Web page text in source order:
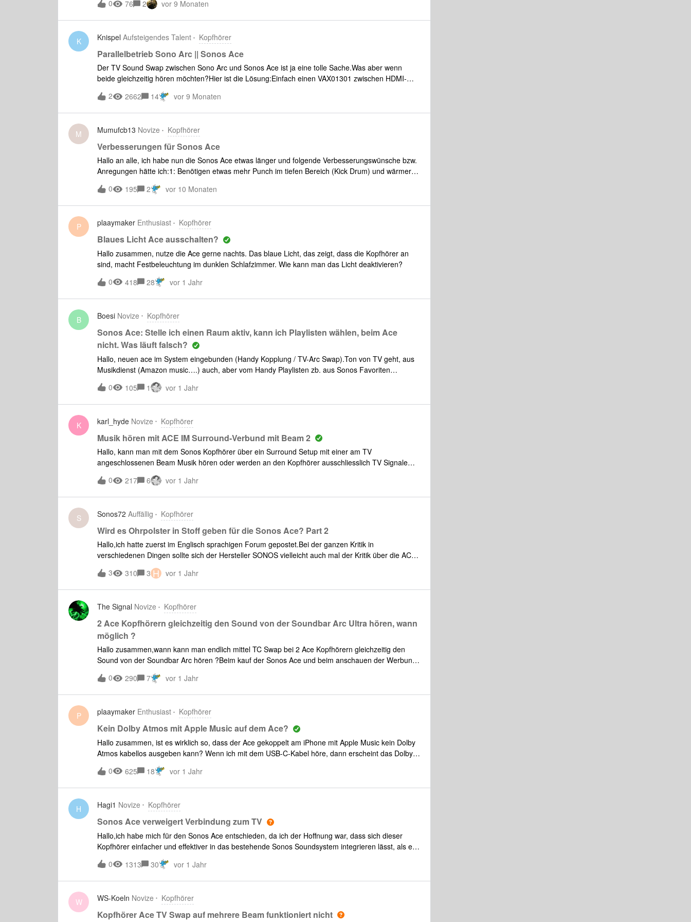
0 76 2 vor 9 Monaten
K Knispel Aufsteigendes Talent Kopfhörer
Parallelbetrieb Sono Arc || Sonos Ace
Der TV Sound Swap zwischen Sono Arc und Sonos Ace ist ja eine tolle Sache.Was aber wenn
beide gleichzeitig hören möchten?Hier ist die Lösung:Einfach einen VAX01301 zwischen HDMI-
(e)ARC des TVund dem Arc klemmen.Es wird lediglich noch ein weiteres HDMI 2.1 Kabel
benötigt,um den Bluetooth-fähigen HDMI Audio Extractormit dem Arc(Beam Gen½ oder Ray) zu
verbinden.
2 2662 14 vor 9 Monaten
M Mumufcb13 Novize Kopfhörer
Verbesserungen für Sonos Ace
Hallo an alle, ich habe nun die Sonos Ace etwas länger und folgende Verbesserungswünsche bzw.
Anregungen hätte ich:1: Benötigen etwas mehr Punch im tiefen Bereich (Kick Drum) und wärmere,
kräftigere Mitten. Leider ist der Equalizer zu ungenau steuerbar, sodass man die Schwächen von
den Lautsprechern nicht selber korrigieren kann.2: Equalizer, sehr wichtig finde ich wäre ein
breiterer Equalizer mit mehr Einstellungsmöglichkeiten. 3: Größere Hörmuscheln, nach längerem
und größere Hörmuscheln sowie auch die zusätzliche Wahl von einem anderen Material nach
Wunsch für die Polster sinnvoll.4: Reißverschluss, das Case ist ja an sich in Ordnung, aber der
Reißverschluss und die Schlaufe mit dem kleinen Gummi wirken billig und werden dem Kopfhörer
nicht gerecht, man hat das Gefühl als würde die Schlaufe jederzeit abreißen. Sonst bieten sie eine
gute Verarbeitung und angenehme Haptik, mehr Metall geht aber
0 195 2 vor 10 Monaten
P plaaymaker Enthusiast Kopfhörer
Blaues Licht Ace ausschalten?
Hallo zusammen, nutze die Ace gerne nachts. Das blaue Licht, das zeigt, dass die Kopfhörer an
sind, macht Festbeleuchtung im dunklen Schlafzimmer. Wie kann man das Licht deaktivieren?
0
418 28 vor 1 Jahr
B Boesi Novize Kopfhörer
Sonos Ace: Stelle ich einen Raum aktiv, kann ich Playlisten wählen, beim Ace
nicht. Was läuft falsch?
Hallo, neuen ace im System eingebunden (Handy Kopplung / TV-Arc Swap).Ton von TV geht, aus
Musikdienst (Amazon music….) auch, aber vom Handy Playlisten zb. aus Sonos Favoriten
abspielen geht nicht, weil nicht auswählbar. Warum?In der App steht der Kopfhörer neben den
Räumen. Stelle ich einen Raum aktiv, kann ich Playlisten wählen, beim Ace nicht. Was läuft falsch?
0 105 1 vor 1 Jahr
K karl_hyde Novize Kopfhörer
Musik hören mit ACE IM Surround-Verbund mit Beam 2
Hallo, kann man mit dem Sonos Kopfhörer über ein Surround Setup mit einer am TV
angeschlossenen Beam Musik hören oder werden an den Kopfhörer ausschliesslich TV Signale
weitergleitet? Vielen Dank.
0 217 6 vor 1 Jahr
S Sonos72 Auffällig Kopfhörer
Wird es Ohrpolster in Stoff geben für die Sonos Ace? Part 2
Hallo,ich hatte zuerst im Englisch sprachigen Forum gepostet.Bei der ganzen Kritik in
verschiedenen Dingen sollte sich der Hersteller SONOS vielleicht auch mal der Kritik über die ACE
Ohrpolster annehmen.In verschiedenen Test/Reviews sowie Foren-Beiträgen werden die
Ohrpolster bemängelt, dass man bereits nach kurzer Zeit darunter schwitzt.Bringt doch endlich mal
Mesh Ohrpolster wie beim Apple AirPods Max.Und nein, der Zubehörmarkt von Drittanbietern hat
3 310 3 H vor 1 Jahr
The Signal Novize Kopfhörer
2 Ace Kopfhörern gleichzeitig den Sound von der Soundbar Arc Ultra hören, wann
möglich ?
Hallo zusammen,wann kann man endlich mittel TC Swap bei 2 Ace Kopfhörern gleichzeitig den
Sound von der Soundbar Arc hören ?Beim kauf der Sonos Ace und beim anschauen der Werbung
wurde mir suggeriert, dass dies bereits funktioniert !
0 290 7 vor 1 Jahr
P plaaymaker Enthusiast Kopfhörer
Kein Dolby Atmos mit Apple Music auf dem Ace?
Hallo zusammen, ist es wirklich so, dass der Ace gekoppelt am iPhone mit Apple Music kein Dolby
Atmos kabellos ausgeben kann? Wenn ich mit dem USB-C-Kabel höre, dann erscheint das Dolby
Atmos Logo in der Apple Music App. Wenn ich über Bluetooth höre -was ja der
Hauptanwendungsfall ist- empfange ich kein Dolby Atmos. Einigermaßen unbefriedigend. Kann mir
das jemand erklären? Grüßle
0 625 18 vor 1 Jahr
H Hagi1 Novize Kopfhörer
Sonos Ace verweigert Verbindung zum TV
Hallo,ich habe mich für den Sonos Ace entschieden, da ich der Hoffnung war, dass sich dieser
Kopfhörer einfacher und effektiver in das bestehende Sonos Soundsystem integrieren lässt, als ein
Kopfhörer eines anderen Herstellers. Daher habe ich auch den hohen Kaufpreis akzeptiert. Nun
kommt aber mittlerweile Frust und Ernüchterung auf, da der Ace durchgehend
den Verbindungsaufbau zur Arc abbricht, obwohl der TV Swap erfolgreich eingerichtet ist, sowohl
Die Arc ist mit einem ARC-HDMI-Kabel mit dem Fernseher verbunden und verfügt über ein
aktiviertes WLAN. Auch die Sonos App ist auf dem aktuellsten Stand. Ich habe den TV Swap
0 1313 30 vor 1 Jahr
W WS-Koeln Novize Kopfhörer
Kopfhörer Ace TV Swap auf mehrere Beam funktioniert nicht